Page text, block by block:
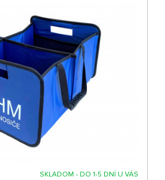
SKLADOM - DO 1-5 DNÍ U VÁS